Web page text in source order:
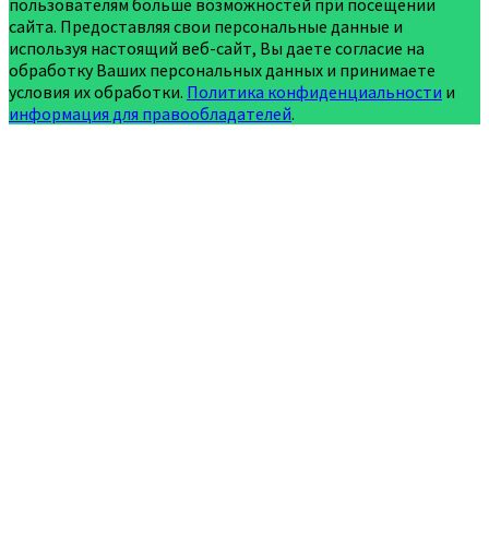
пользователям больше возможностей при посещении
сайта. Предоставляя свои персональные данные и
используя настоящий веб-сайт, Вы даете согласие на
обработку Ваших персональных данных и принимаете
условия их обработки. Политика конфиденциальности и
информация для правообладателей.